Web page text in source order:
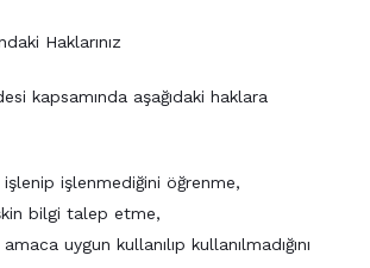
Haklarınız
kapsamında aşağıdaki haklara
işlenmediğini öğrenme,
bilgi talep etme,
uygun kullanılıp kullanılmadığını